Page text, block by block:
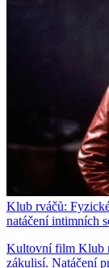
Klub rváčů:
natáčení intimních
Kultovní film Klub
zákulisí. Natáčení